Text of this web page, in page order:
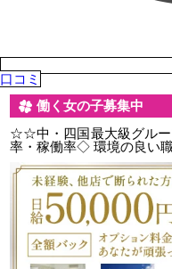
口コミ
働く女の子募集中
☆☆中・四国最大級グル
率・稼働率◇ 環境の良い